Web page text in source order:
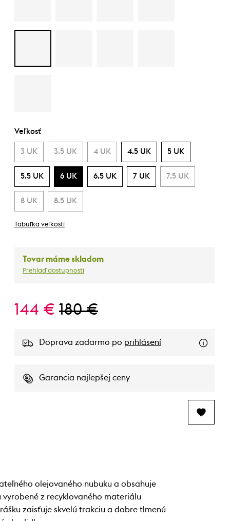
Veľkosť
3 UK 3.5 UK 4 UK 4.5 UK 5 UK
5.5 UK 6 UK 6.5 UK 7 UK 7.5 UK
8 UK 8.5 UK
Tabuľka veľkostí
Tovar máme skladom
Prehlaď dostupnosti
144 € 180 €
Doprava zadarmo po prihlásení
Garancia najlepšej ceny
olejovaného nubuku a obsahuje
vyrobené z recyklovaného materiálu
zaisťuje skvelú trakciu a dobre tlmenú